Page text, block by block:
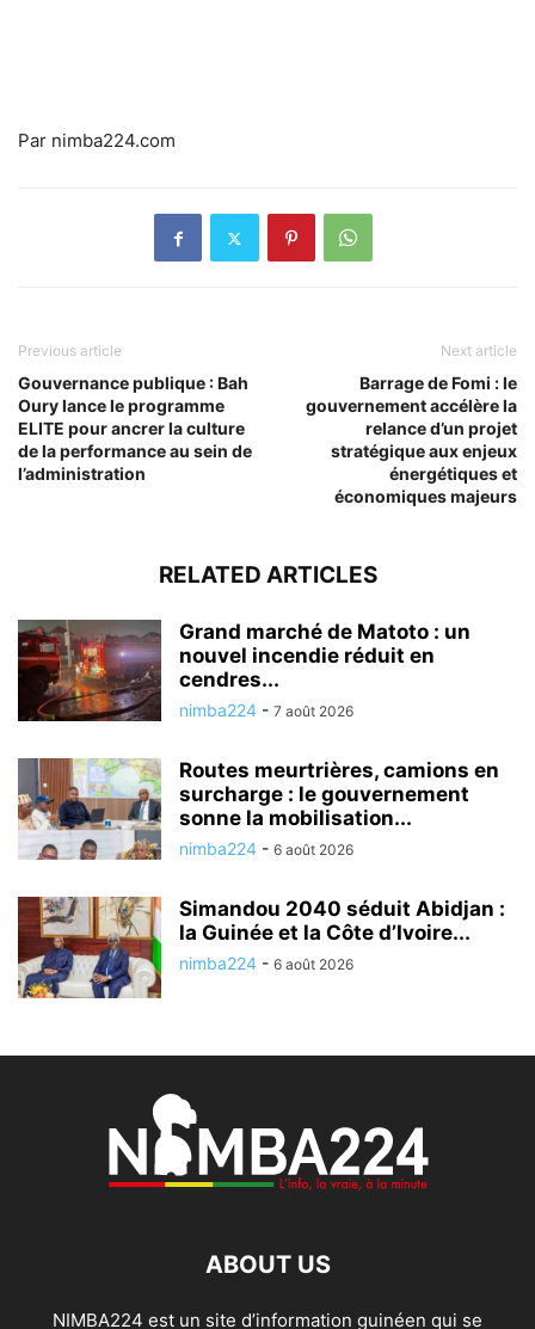
Par nimba224.com
Previous article
Gouvernance publique : Bah
Oury lance le programme
ELITE pour ancrer la culture
de la performance au sein de
l’administration
Next article
Barrage de Fomi : le
gouvernement accélère la
relance d’un projet
stratégique aux enjeux
énergétiques et
économiques majeurs
RELATED ARTICLES
Grand marché de Matoto : un
nouvel incendie réduit en
cendres...
nimba224 - 7 août 2026
Routes meurtrières, camions en
surcharge : le gouvernement
sonne la mobilisation...
nimba224 - 6 août 2026
Simandou 2040 séduit Abidjan :
la Guinée et la Côte d’Ivoire...
nimba224 - 6 août 2026
ABOUT US
NIMBA224 est un site d’information guinéen qui se